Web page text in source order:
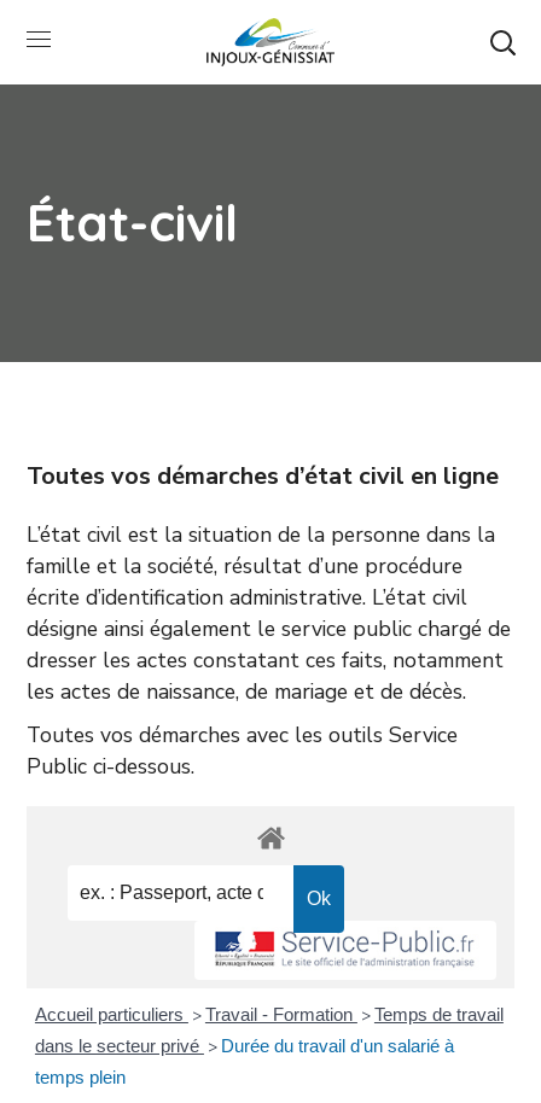
État-civil
Toutes vos démarches d’état civil en ligne
L’état civil est la situation de la personne dans la
famille et la société, résultat d’une procédure
écrite d’identification administrative. L’état civil
désigne ainsi également le service public chargé de
dresser les actes constatant ces faits, notamment
les actes de naissance, de mariage et de décès.
Toutes vos démarches avec les outils Service
Public ci-dessous.
Accueil particuliers >Travail - Formation >Temps de travail
dans le secteur privé > Durée du travail d'un salarié à
temps plein